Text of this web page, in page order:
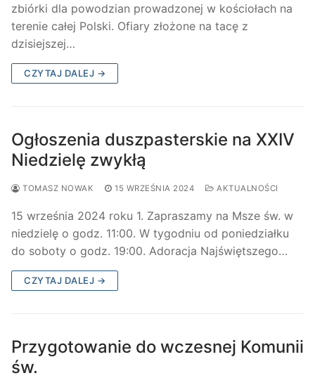
zbiórki dla powodzian prowadzonej w kościołach na
terenie całej Polski. Ofiary złożone na tacę z
dzisiejszej…
CZYTAJ DALEJ →
Ogłoszenia duszpasterskie na XXIV
Niedzielę zwykłą
TOMASZ NOWAK 15 WRZEŚNIA 2024 AKTUALNOŚCI
15 września 2024 roku 1. Zapraszamy na Msze św. w
niedzielę o godz. 11:00. W tygodniu od poniedziałku
do soboty o godz. 19:00. Adoracja Najświętszego…
CZYTAJ DALEJ →
Przygotowanie do wczesnej Komunii
św.